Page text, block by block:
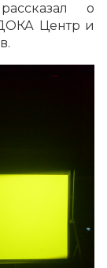
о
Центр и